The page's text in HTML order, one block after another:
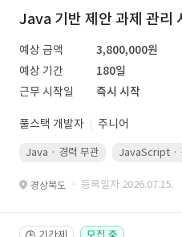
Java 기반 제안 과제 관리
예상 금액
3,800,000원
예상 기간
180일
근무 시작일
즉시 시작
풀스택 개발자 주니어
Java · 경력 무관 JavaScript ·
경상북도 · 등록일자 2026.07.15.